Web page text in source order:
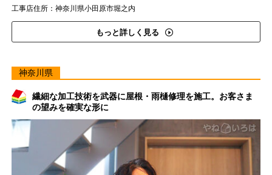
工事店住所：神奈川県小田原市堀之内
もっと詳しく見る
神奈川県
繊細な加工技術を武器に屋根・雨樋修理を施工。お客さま
の望みを確実な形に